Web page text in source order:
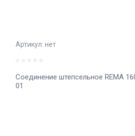
Артикул: нет
Соединение штепсельное REMA
01